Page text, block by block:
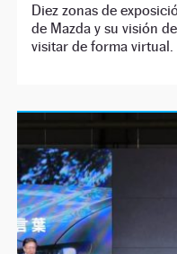
Diez zonas de
de Mazda y su visión
visitar de forma virtual.